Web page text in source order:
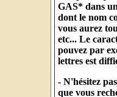
GAS* dans
dont le nom
vous aurez
etc... Le
pouvez par
lettres est
- N'hésitez
que vous